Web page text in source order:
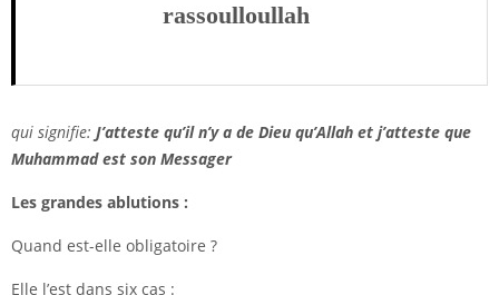
rassoulloullah
qui signifie: J’atteste qu’il n’y a de Dieu qu’Allah et j’atteste que
Muhammad est son Messager
Les grandes ablutions :
Quand est-elle obligatoire ?
Elle l’est dans six cas :